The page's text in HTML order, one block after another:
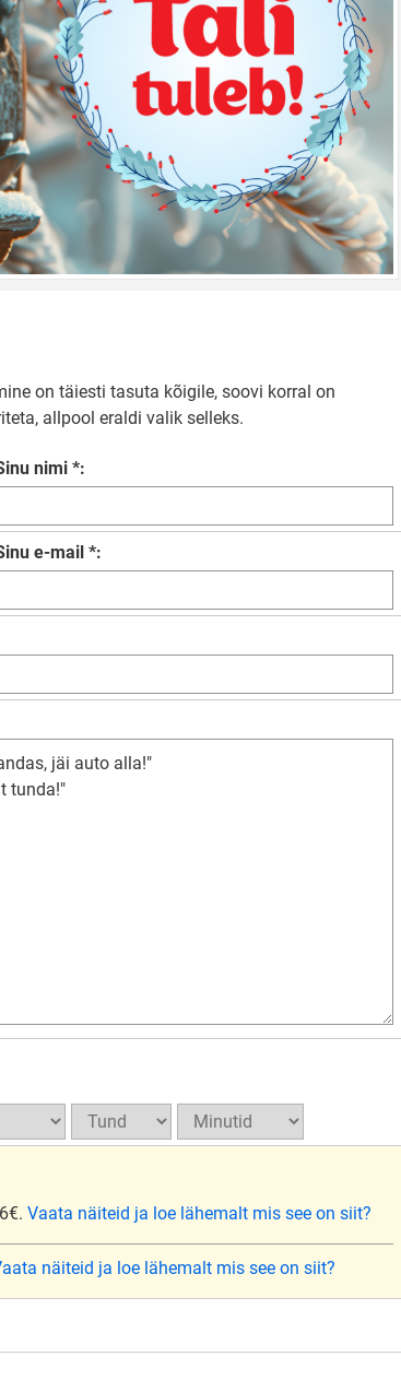
on täiesti tasuta kõigile, soovi korral on
allpool eraldi valik selleks.
nimi *:
e-mail *:
Vaata näiteid ja loe lähemalt mis see on siit?
näiteid ja loe lähemalt mis see on siit?